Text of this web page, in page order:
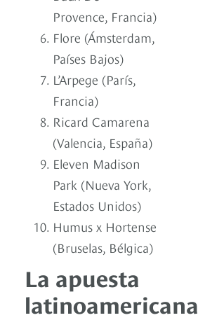
Provence, Francia)
Flore (Ámsterdam,
Países Bajos)
L’Arpege (París,
Francia)
Ricard Camarena
(Valencia, España)
Eleven Madison
Park (Nueva York,
Estados Unidos)
Humus x Hortense
(Bruselas, Bélgica)
La apuesta
latinoamericana